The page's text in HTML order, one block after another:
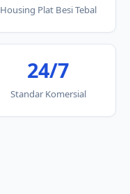
Housing Plat Besi Tebal
24/7
Standar Komersial